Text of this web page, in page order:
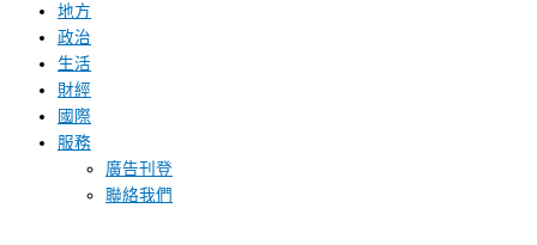
地方
政治
生活
財經
國際
服務
廣告刊登
聯絡我們